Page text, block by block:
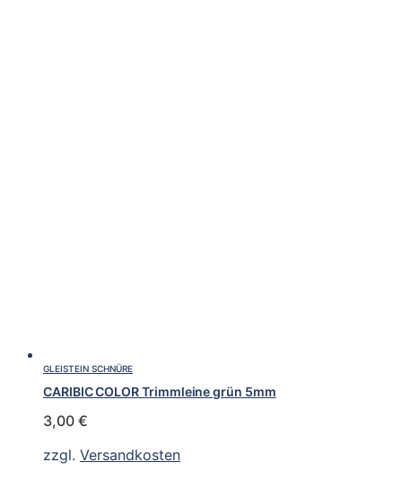
GLEISTEIN SCHNÜRE
CARIBIC COLOR Trimmleine grün 5mm
3,00 €
zzgl. Versandkosten